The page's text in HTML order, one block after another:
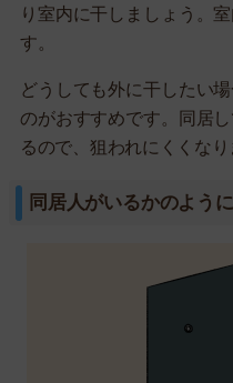
り室内に干しましょう。
す。
どうしても外に干したい
のがおすすめです。同居
るので、狙われにくくなり
同居人がいるかのよう